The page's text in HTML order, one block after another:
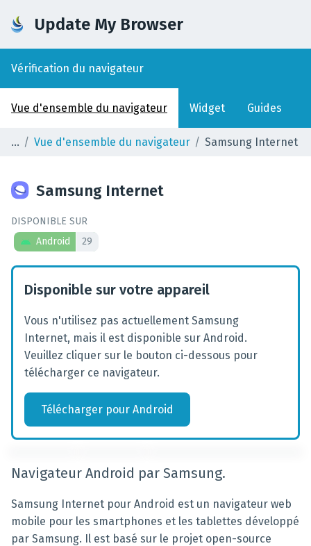
Update My Browser
Vérification du navigateur
Vue d'ensemble du navigateur Widget Guides
Vue d'ensemble du navigateur Samsung Internet
Samsung Internet
DISPONIBLE SUR
Android
29
Disponible sur votre appareil
Vous n'utilisez pas actuellement Samsung
Internet, mais il est disponible sur Android.
Veuillez cliquer sur le bouton ci-dessous pour
télécharger ce navigateur.
Télécharger pour Android
Navigateur Android par Samsung.
Samsung Internet pour Android est un navigateur web
mobile pour les smartphones et les tablettes développé
par Samsung. Il est basé sur le projet open-source